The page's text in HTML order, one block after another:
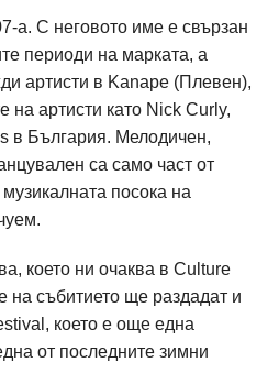
а. С неговото име е свързан
периоди на марката, а
артисти в Kanapе (Плевен),
на артисти като Nick Curly,
в България. Мелодичен,
са само част от
посока на
което ни очаква в Culture
на събитието ще раздадат и
което е още една
от последните зимни